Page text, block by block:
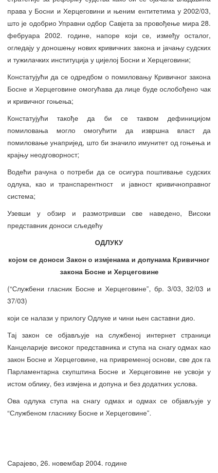
права у Босни и Херцеговини и њеним ентитетима у 2002/03,
што је одобрио Управни одбор Савјета за провођење мира 28.
фебруара 2002. године, напоре који се, између осталог,
огледају у доношењу нових кривичних закона и јачању судских
и тужилачких институција у цијелој Босни и Херцеговини;
Констатујући да се одредбом о помиловању Кривичног закона
Босне и Херцеговине омогућава да лице буде ослобођено чак
и кривичног гоњења;
Констатујући такође да би се таквом дефиницијом
помиловања могло омогућити да извршна власт да
помиловање унапријед, што би значило имунитет од гоњења и
крајњу неодговорност;
Водећи рачуна о потреби да се осигура поштивање судских
одлука, као и транспарентност и јавност кривичноправног
система;
Узевши у обзир и размотривши све наведено, Високи
представник доноси сљедећу
ОДЛУКУ
којом се доноси Закон о измјенама и допунама Кривичног
закона Босне и Херцеговине
(“Службени гласник Босне и Херцеговине”, бр. 3/03, 32/03 и
37/03)
који се налази у прилогу Одлуке и чини њен саставни дио.
Тај закон се објављује на службеној интернет страници
Канцеларије високог представника и ступа на снагу одмах као
закон Босне и Херцеговине, на привременој основи, све док га
Парламентарна скупштина Босне и Херцеговине не усвоји у
истом облику, без измјена и допуна и без додатних услова.
Ова одлука ступа на снагу одмах и одмах се објављује у
“Службеном гласнику Босне и Херцеговине”.
Сарајево, 26. новембар 2004. године